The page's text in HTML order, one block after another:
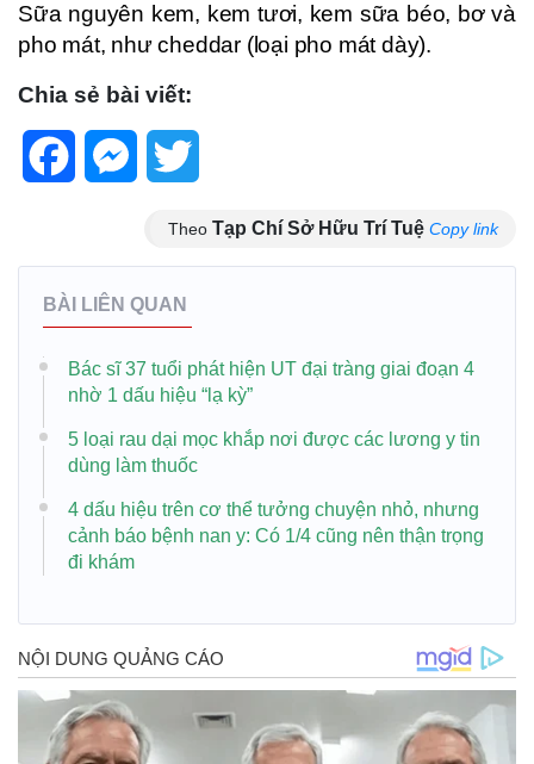
Sữa nguyên kem, kem tươi, kem sữa béo, bơ và
pho mát, như cheddar (loại pho mát dày).
Chia sẻ bài viết:
FacebookMessenger
Theo Tạp Chí Sở Hữu Trí Tuệ Copy link
BÀI LIÊN QUAN
Bác sĩ 37 tuổi phát hiện UT đại tràng giai đoạn 4
nhờ 1 dấu hiệu “lạ kỳ”
5 loại rau dại mọc khắp nơi được các lương y tin
dùng làm thuốc
4 dấu hiệu trên cơ thể tưởng chuyện nhỏ, nhưng
cảnh báo bệnh nan y: Có 1/4 cũng nên thận trọng
đi khám